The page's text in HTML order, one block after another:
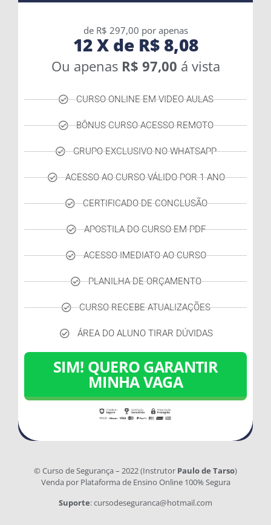
de R$ 297,00 por apenas
12 X de R$ 8,08
Ou apenas R$ 97,00 á vista
CURSO ONLINE EM VIDEO AULAS
BÔNUS CURSO ACESSO REMOTO
GRUPO EXCLUSIVO NO WHATSAPP
ACESSO AO CURSO VÁLIDO POR 1 ANO
CERTIFICADO DE CONCLUSÃO
APOSTILA DO CURSO EM PDF
ACESSO IMEDIATO AO CURSO
PLANILHA DE ORÇAMENTO
CURSO RECEBE ATUALIZAÇÕES
ÁREA DO ALUNO TIRAR DÚVIDAS
SIM! QUERO GARANTIR
MINHA VAGA
© Curso de Segurança – 2022 (Instrutor Paulo de Tarso)
Venda por Plataforma de Ensino Online 100% Segura
Suporte: cursodeseguranca@hotmail.com